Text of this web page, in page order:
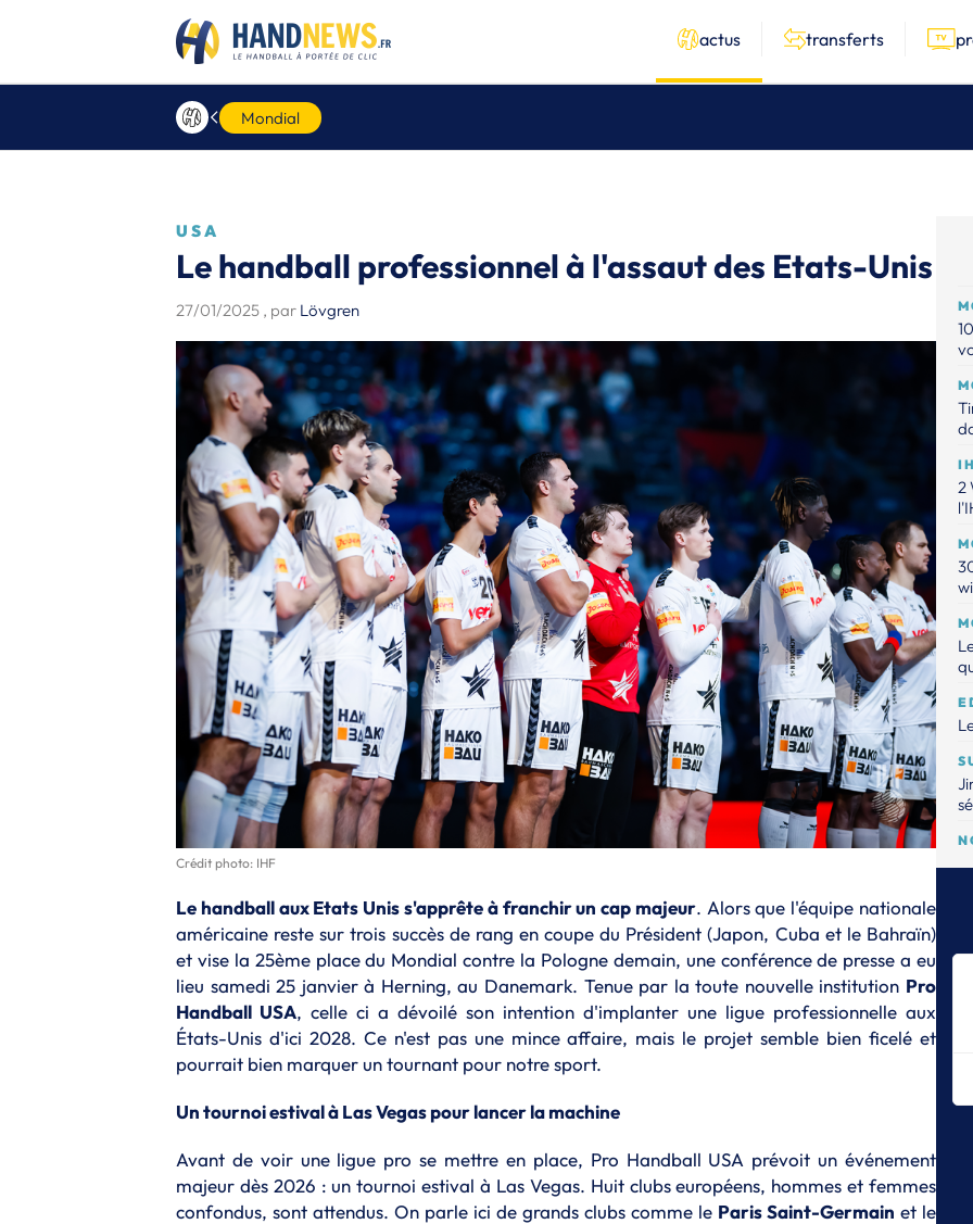
actus transferts
Mondial
USA
Le handball professionnel à l'assaut des Etats-Unis
27/01/2025 , par Lövgren
Crédit photo: IHF
Le handball aux Etats Unis s'apprête à franchir un cap majeur. Alors que l'équipe nationale
américaine reste sur trois succès de rang en coupe du Président (Japon, Cuba et le Bahraïn)
et vise la 25ème place du Mondial contre la Pologne demain, une conférence de presse a eu
lieu samedi 25 janvier à Herning, au Danemark. Tenue par la toute nouvelle institution Pro
Handball USA, celle ci a dévoilé son intention d'implanter une ligue professionnelle aux
États-Unis d'ici 2028. Ce n'est pas une mince affaire, mais le projet semble bien ficelé et
pourrait bien marquer un tournant pour notre sport.
Un tournoi estival à Las Vegas pour lancer la machine
Avant de voir une ligue pro se mettre en place, Pro Handball USA prévoit un événement
majeur dès 2026 : un tournoi estival à Las Vegas. Huit clubs européens, hommes et femmes
confondus, sont attendus. On parle ici de grands clubs comme le Paris Saint-Germain et le
2